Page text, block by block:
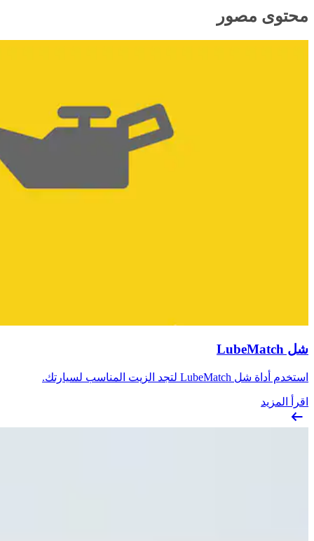
محتوى مصور
شل LubeMatch
استخدم أداة شل LubeMatch لتجد الزيت المناسب لسيارتك.
اقرأ المزيد